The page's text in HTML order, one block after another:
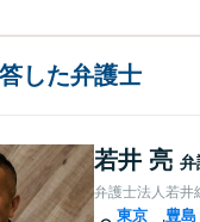
した弁護士
若井 亮 弁
弁護士法人若井
東京
豊島